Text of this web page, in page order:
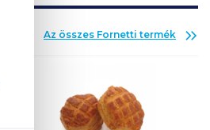
Az összes Fornetti termék